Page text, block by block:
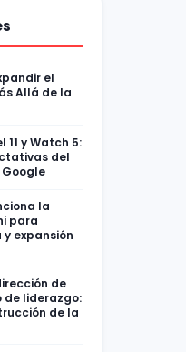
el
Allá de la
11 y Watch 5:
del
la
para
expansión
de
de liderazgo:
de la